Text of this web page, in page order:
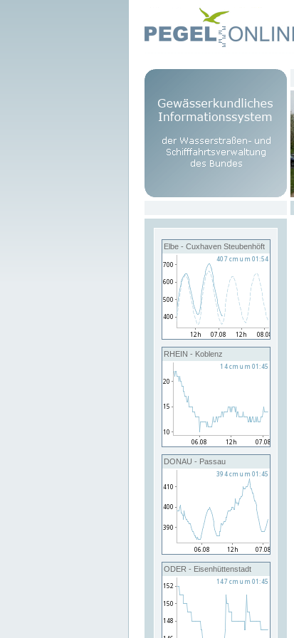
Elbe - Cuxhaven Steubenhöft
RHEIN - Koblenz
DONAU - Passau
ODER - Eisenhüttenstadt